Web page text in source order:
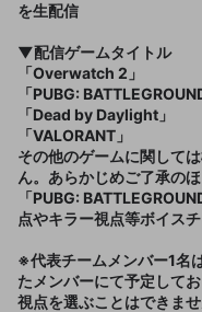
を生配信
▼配信ゲームタイトル
「Overwatch 2」
「PUBG:
「Dead by Daylight」
「VALORANT」
その他のゲームに関して
ん。あらかじめご了承の
「PUBG:
点やキラー視点等ボイス
※代表チームメンバー1名
たメンバーにて予定して
視点を選ぶことはできま